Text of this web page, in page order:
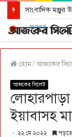
হোম/আজকের
আজকের সিলেট
ইয়াবাসহ
২২ মে ২০২২ পড়তে